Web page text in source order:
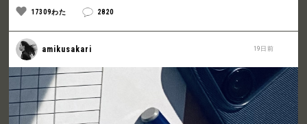
17309わた 2820
19日前
amikusakari